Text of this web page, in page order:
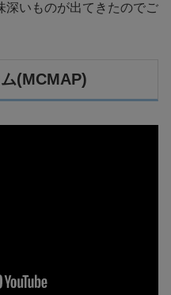
深いものが出てきたのでご
(MCMAP)